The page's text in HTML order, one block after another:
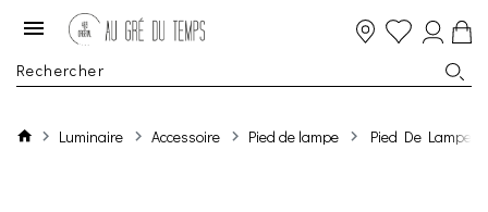
Luminaire Accessoire Pied de lampe Pied De Lampe